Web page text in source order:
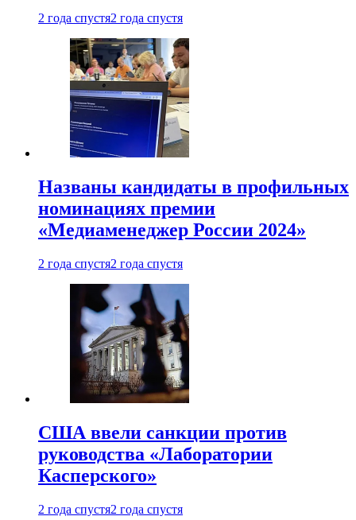
2 года спустя2 года спустя
Названы кандидаты в профильных
номинациях премии
«Медиаменеджер России 2024»
2 года спустя2 года спустя
США ввели санкции против
руководства «Лаборатории
Касперского»
2 года спустя2 года спустя